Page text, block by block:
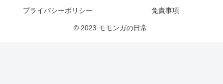
プライバシーポリシー
免責事項
© 2023 モモンガの日常.